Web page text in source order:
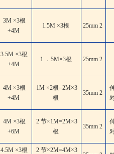
3M ×3根
+4M
1.5M ×3根 25mm 2
3.5M ×3根
+4M
1 ．5M×3根 25mm 2
4M ×3根
+4M
1M ×2根=2M×3
根
35mm 2
4M ×3根
+6M
2 节×1M=2M×3
根
35mm 2
4.5M ×3根
2 节×2M=4M×3